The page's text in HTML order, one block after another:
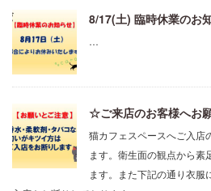
8/17(土) 臨時休業のお
…
☆ご来店のお客様へお
猫カフェスペースへご入店
ます。衛生面の観点から素
ます。また下記の通り衣